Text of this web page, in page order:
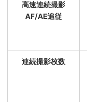
高速連続撮影
AF/AE追従
連続撮影枚数